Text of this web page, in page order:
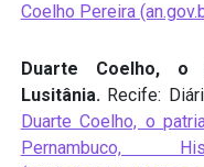
Coelho Pereira
Duarte Coelho, o
Lusitânia. Recife:
Duarte Coelho, o
Pernambuco,